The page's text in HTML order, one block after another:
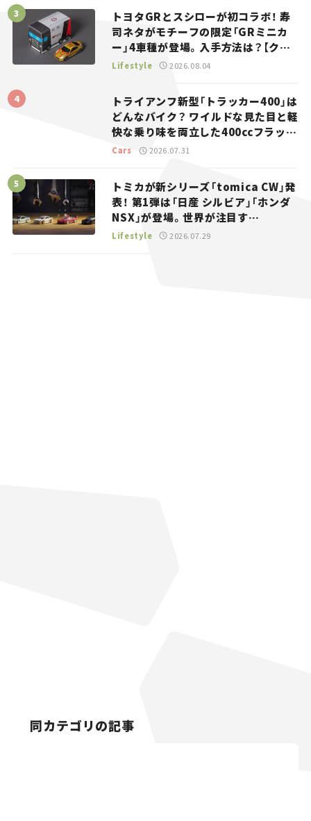
トヨタGRとスシローが初コラボ！ 寿
司ネタがモチーフの限定「GRミニカ
ー」4車種が登場。入手方法は？【クル
マとホビー】
Lifestyle 2026.08.04
トライアンフ新型「トラッカー400」は
どんなバイク？ ワイルドな見た目と軽
快な乗り味を両立した400ccフラット
トラッカー【試乗レビュー】
Cars 2026.07.31
トミカが新シリーズ「tomica CW」発
表！ 第1弾は「日産 シルビア」「ホンダ
NSX」が登場。世界が注目す
る“JDM”に焦点【クルマとホビー】
Lifestyle 2026.07.29
同カテゴリの記事